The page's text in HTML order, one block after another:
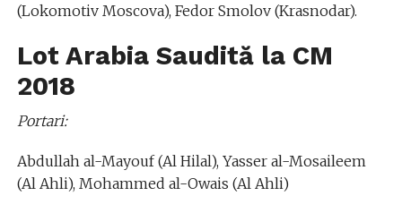
(Lokomotiv Moscova), Fedor Smolov (Krasnodar).
Lot Arabia Saudită la CM
2018
Portari:
Abdullah al-Mayouf (Al Hilal), Yasser al-Mosaileem
(Al Ahli), Mohammed al-Owais (Al Ahli)